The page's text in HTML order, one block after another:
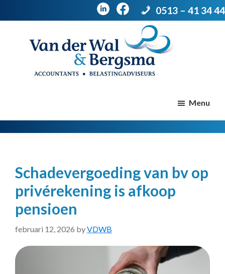
0513 – 41 34 44
Menu
Schadevergoeding van bv op
privérekening is afkoop
pensioen
februari 12, 2026 byVDWB